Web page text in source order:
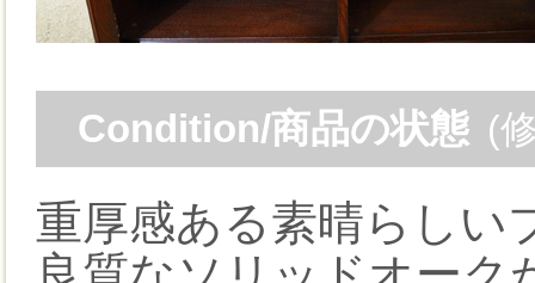
Condition/商品の状態 (
重厚感ある素晴らしい